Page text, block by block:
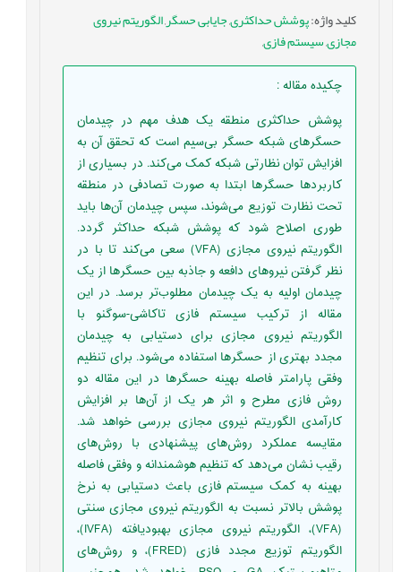
کلید واژه:پوشش حداکثری,جایابی حسگر,الگوریتم نیروی
مجازی,سیستم فازی,
چکیده مقاله:
پوشش حداکثری منطقه یک هدف مهم در چیدمان
حسگرهای شبکه حسگر بی‌سیم است که تحقق آن به
افزایش توان نظارتی شبکه کمک می‌کند. در بسیاری از
کاربردها حسگرها ابتدا به صورت تصادفی در منطقه
تحت نظارت توزیع می‌شوند، سپس چیدمان آن‌ها باید
طوری اصلاح شود که پوشش شبکه حداکثر گردد.
الگوریتم نیروی مجازی (VFA) سعی می‌کند تا با در
نظر گرفتن نیروهای دافعه و جاذبه بین حسگرها از یک
چیدمان اولیه به یک چیدمان مطلوب‌تر برسد. در این
مقاله از ترکیب سیستم فازی تاکاشی-سوگنو با
الگوریتم نیروی مجازی برای دستیابی به چیدمان
مجدد بهتری از حسگرها استفاده می‌شود. برای تنظیم
وفقی پارامتر فاصله بهینه حسگرها در این مقاله دو
روش فازی مطرح و اثر هر یک از آن‌ها بر افزایش
کارآمدی الگوریتم نیروی مجازی بررسی خواهد شد.
مقایسه عملکرد روش‌های پیشنهادی با روش‌های
رقیب نشان می‌دهد که تنظیم هوشمندانه و وفقی فاصله
بهینه به کمک سیستم فازی باعث دستیابی به نرخ
پوشش بالاتر نسبت به الگوریتم نیروی مجازی سنتی
(VFA)، الگوریتم نیروی مجازی بهبودیافته (IVFA)،
الگوریتم توزیع مجدد فازی (FRED)، و روش‌های